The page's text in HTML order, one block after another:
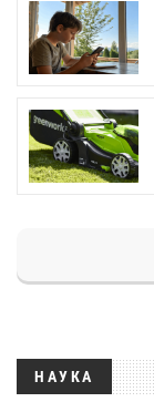
НАУКА